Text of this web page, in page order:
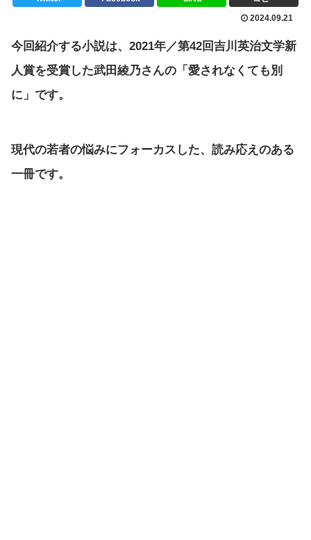
2024.09.21
今回紹介する小説は、2021年／第42回吉川英治文学新
人賞を受賞した武田綾乃さんの「愛されなくても別
に」です。
現代の若者の悩みにフォーカスした、読み応えのある
一冊です。